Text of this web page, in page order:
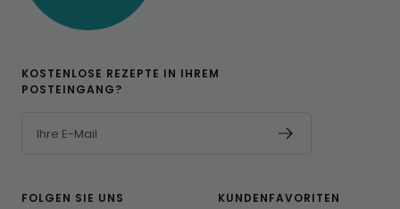
KOSTENLOSE REZEPTE IN IHREM
POSTEINGANG?
Ihre E-Mail
FOLGEN SIE UNS KUNDENFAVORITEN